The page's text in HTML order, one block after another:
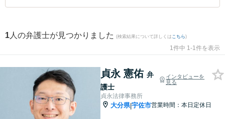
1 人の弁護士が見つかりました (検索結果について詳しくは こちら)
1件中 1-1件を表示
貞永 憲佑 弁
護士
インタビューを
見る
貞永法律事務所
大分県|宇佐市営業時間：本日定休日